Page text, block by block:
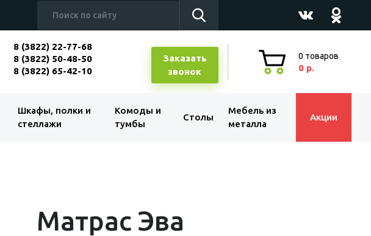
8 (3822) 22-77-68
8 (3822) 50-48-50
8 (3822) 65-42-10
Заказать
звонок
0 товаров
0 р.
Шкафы, полки и
стеллажи
Комоды и
тумбы
Столы
Мебель из
металла
Акции
Матрас Эва